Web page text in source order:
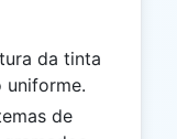
da tinta
uniforme.
de